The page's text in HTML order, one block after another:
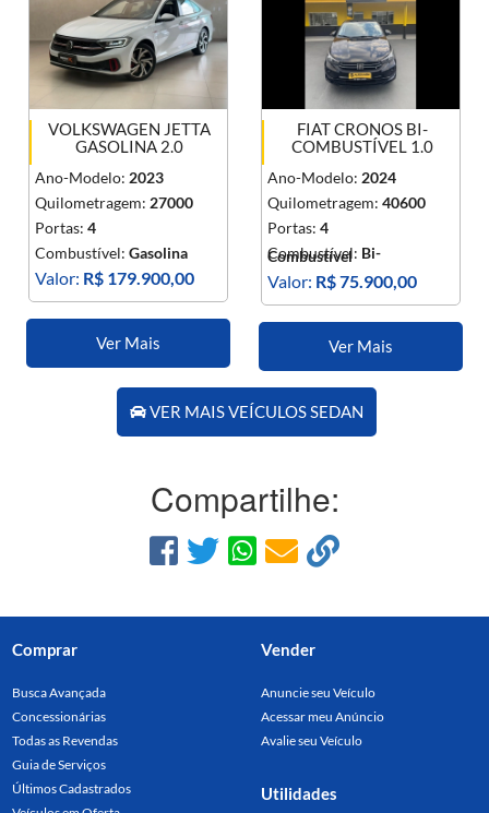
VOLKSWAGEN JETTA
GASOLINA 2.0
Ano-Modelo: 2023
Quilometragem: 27000
Portas:4
Combustível:Gasolina
Valor: R$ 179.900,00
Ver Mais
FIAT CRONOS BI-
COMBUSTÍVEL 1.0
Ano-Modelo: 2024
Quilometragem:40600
Portas:4
Combustível: Bi-
Combustível
Valor: R$ 75.900,00
Ver Mais
VER MAIS VEÍCULOS SEDAN
Compartilhe:
Comprar
Busca Avançada
Concessionárias
Todas as Revendas
Guia de Serviços
Últimos Cadastrados
Vender
Anuncie seu Veículo
Acessar meu Anúncio
Avalie seu Veículo
Utilidades